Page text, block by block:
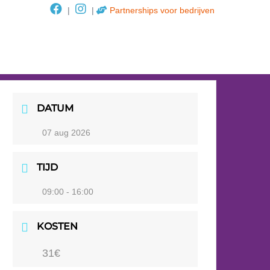
| | Partnerships voor bedrijven
DATUM
07 aug 2026
TIJD
09:00 - 16:00
KOSTEN
31€